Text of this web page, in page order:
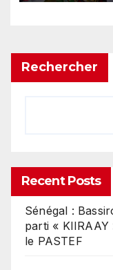
Rechercher
Recent Posts
Sénégal :
parti «
le PASTEF